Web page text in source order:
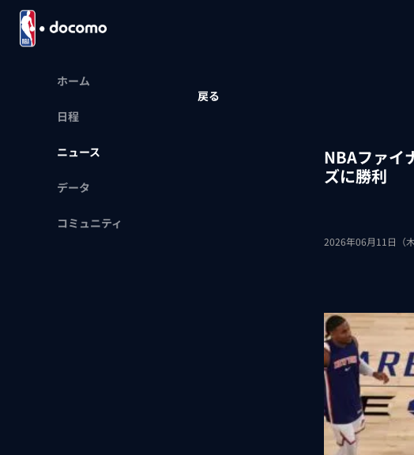
ホーム
日程
ニュース
データ
コミュニティ
戻る
NBAファイ
ズに勝利
2026年06月11日（